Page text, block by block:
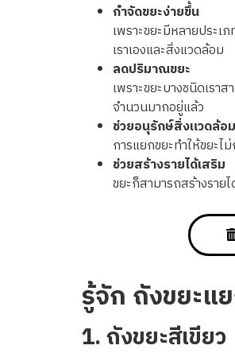
กำจัดขยะง่ายขึ้น
เพราะขยะมีหลายประ
เราเองและสิ่งแวดล้อม
ลดปริมาณขยะ
เพราะขยะบางชนิดเรา
จำนวนมากอยู่แล้ว
ช่วยอนุรักษ์สิ่งแวดล้อม
การแยกขยะทำให้ขยะ
ช่วยสร้างรายได้เสริม
ขยะก็สามารถสร้างรา
รู้จัก ถังขยะแ
1.ถังขยะสีเขียว